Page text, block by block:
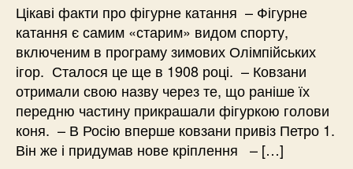
Цікаві факти про фігурне катання – Фігурне
катання є самим «старим» видом спорту,
включеним в програму зимових Олімпійських
ігор. Сталося це ще в 1908 році. – Ковзани
отримали свою назву через те, що раніше їх
передню частину прикрашали фігуркою голови
коня. – В Росію вперше ковзани привіз Петро 1.
Він же і придумав нове кріплення – […]